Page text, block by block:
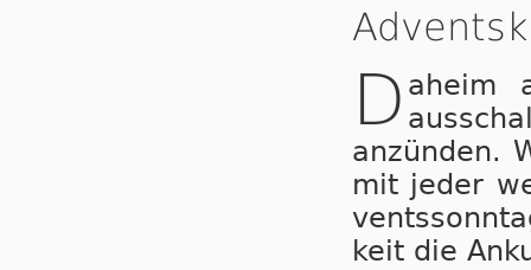
D aheim
an­zün­den.
mit jeder
keit die